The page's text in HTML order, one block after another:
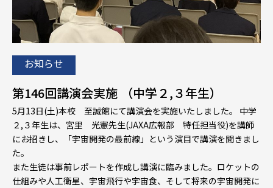
お知らせ
第146回講演会実施 （中学２,３年生）
5月13日(土)本校 至誠館にて講演会を実施いたしました。 中学
２,３年生は、宮里 光憲先生(JAXA広報部 特任担当役)を講師
にお招きし、「宇宙開発の最前線」という演目で講演を聞きまし
た。
また生徒は事前レポートを作成し講演に臨みました。ロケットの
仕組みや人工衛星、宇宙飛行や宇宙食、そして将来の宇宙開発に